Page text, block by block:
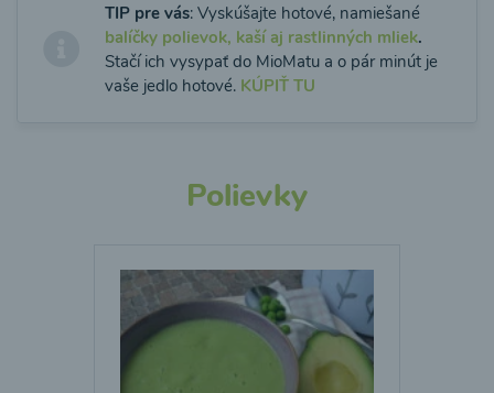
TIP pre vás: Vyskúšajte hotové, namiešané
balíčky polievok, kaší aj rastlinných mliek.
Stačí ich vysypať do MioMatu a o pár minút je
vaše jedlo hotové. KÚPIŤ TU
Polievky